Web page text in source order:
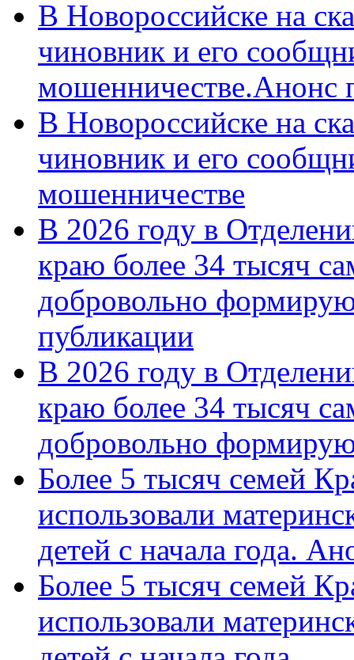
В Новороссийске на
чиновник и его
мошенничестве.Анонс
В Новороссийске на
чиновник и его
мошенничестве
В 2026 году в
краю более 34 тысяч
добровольно
публикации
В 2026 году в
краю более 34 тысяч
добровольно
Более 5 тысяч семей
использовали
детей с начала года.
Более 5 тысяч семей
использовали